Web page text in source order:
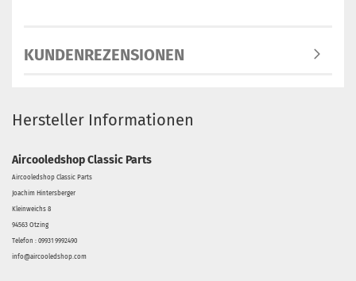
KUNDENREZENSIONEN
Hersteller Informationen
Aircooledshop Classic Parts
Aircooledshop Classic Parts
Joachim Hintersberger
Kleinweichs 8
94563 Otzing
Telefon : 09931 9992490
info@aircooledshop.com